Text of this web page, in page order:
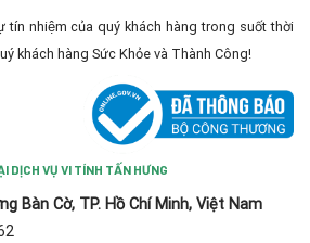
tín nhiệm của quý khách hàng trong suốt thời
khách hàng Sức Khỏe và Thành Công!
DỊCH VỤ VI TÍNH TẤN HƯNG
Bàn Cờ, TP. Hồ Chí Minh, Việt Nam